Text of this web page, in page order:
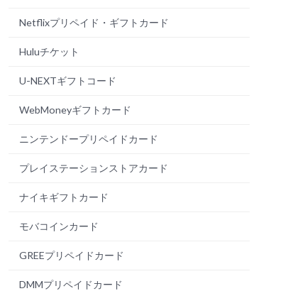
Netflixプリペイド・ギフトカード
Huluチケット
U-NEXTギフトコード
WebMoneyギフトカード
ニンテンドープリペイドカード
プレイステーションストアカード
ナイキギフトカード
モバコインカード
GREEプリペイドカード
DMMプリペイドカード